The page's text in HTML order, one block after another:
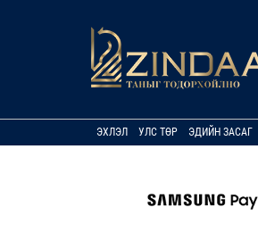
ЭХЛЭЛ УЛС ТӨР ЭДИЙН ЗАСАГ